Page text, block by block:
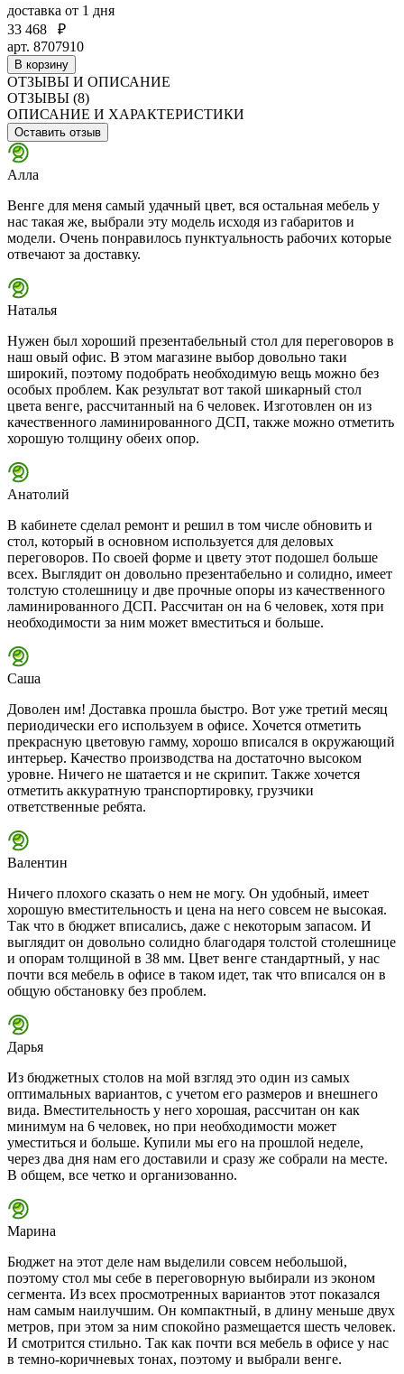
доставка от 1 дня
33 468
₽
арт. 8707910
В корзину
ОТЗЫВЫ И ОПИСАНИЕ
ОТЗЫВЫ (8)
ОПИСАНИЕ И ХАРАКТЕРИСТИКИ
Оставить отзыв
Алла
Венге для меня самый удачный цвет, вся остальная мебель у
нас такая же, выбрали эту модель исходя из габаритов и
модели. Очень понравилось пунктуальность рабочих которые
отвечают за доставку.
Наталья
Нужен был хороший презентабельный стол для переговоров в
наш овый офис. В этом магазине выбор довольно таки
широкий, поэтому подобрать необходимую вещь можно без
особых проблем. Как результат вот такой шикарный стол
цвета венге, рассчитанный на 6 человек. Изготовлен он из
качественного ламинированного ДСП, также можно отметить
хорошую толщину обеих опор.
Анатолий
В кабинете сделал ремонт и решил в том числе обновить и
стол, который в основном используется для деловых
переговоров. По своей форме и цвету этот подошел больше
всех. Выглядит он довольно презентабельно и солидно, имеет
толстую столешницу и две прочные опоры из качественного
ламинированного ДСП. Рассчитан он на 6 человек, хотя при
необходимости за ним может вместиться и больше.
Саша
Доволен им! Доставка прошла быстро. Вот уже третий месяц
периодически его используем в офисе. Хочется отметить
прекрасную цветовую гамму, хорошо вписался в окружающий
интерьер. Качество производства на достаточно высоком
уровне. Ничего не шатается и не скрипит. Также хочется
отметить аккуратную транспортировку, грузчики
ответственные ребята.
Валентин
Ничего плохого сказать о нем не могу. Он удобный, имеет
хорошую вместительность и цена на него совсем не высокая.
Так что в бюджет вписались, даже с некоторым запасом. И
выглядит он довольно солидно благодаря толстой столешнице
и опорам толщиной в 38 мм. Цвет венге стандартный, у нас
почти вся мебель в офисе в таком идет, так что вписался он в
общую обстановку без проблем.
Дарья
Из бюджетных столов на мой взгляд это один из самых
оптимальных вариантов, с учетом его размеров и внешнего
вида. Вместительность у него хорошая, рассчитан он как
минимум на 6 человек, но при необходимости может
уместиться и больше. Купили мы его на прошлой неделе,
через два дня нам его доставили и сразу же собрали на месте.
В общем, все четко и организованно.
Марина
Бюджет на этот деле нам выделили совсем небольшой,
поэтому стол мы себе в переговорную выбирали из эконом
сегмента. Из всех просмотренных вариантов этот показался
нам самым наилучшим. Он компактный, в длину меньше двух
метров, при этом за ним спокойно размещается шесть человек.
И смотрится стильно. Так как почти вся мебель в офисе у нас
в темно-коричневых тонах, поэтому и выбрали венге.